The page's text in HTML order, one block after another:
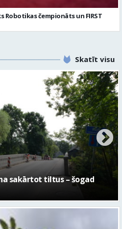
Robotikas čempionāts un FIRST
Skatīt visu
kultūras centram